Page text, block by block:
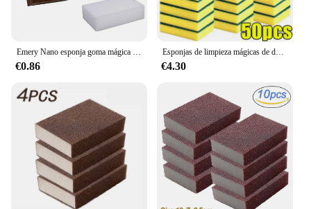
Emery Nano esponja goma mágica para eliminar el óxido limpieza algodón cocina Gadget accesorios Descaling limpieza olla cocina herramienta limpia sartenes
€0.86
Esponjas de limpieza mágicas de doble cara, esponja de limpieza para lavar platos, olla, cepillo de grasa para manchas de óxido, Herramientas de limpieza de cocina
€4.30